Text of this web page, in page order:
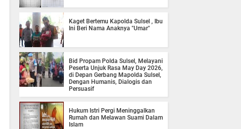
Kaget Bertemu Kapolda Sulsel , Ibu
Ini Beri Nama Anaknya "Umar"
Bid Propam Polda Sulsel, Melayani
Peserta Unjuk Rasa May Day 2026,
di Depan Gerbang Mapolda Sulsel,
Dengan Humanis, Dialogis dan
Persuasif
Hukum Istri Pergi Meninggalkan
Rumah dan Melawan Suami Dalam
Islam